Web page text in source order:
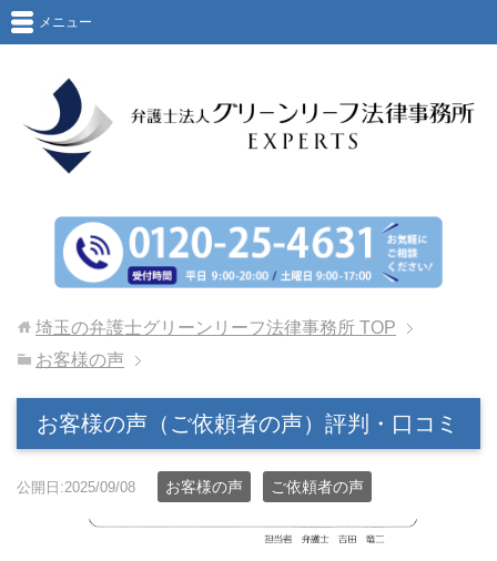
メニュー
埼玉の弁護士グリーンリーフ法律事務所 TOP
お客様の声
お客様の声（ご依頼者の声）評判・口コミ
公開日:2025/09/08 お客様の声 ご依頼者の声